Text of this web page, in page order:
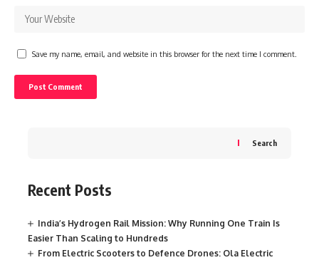
Save my name, email, and website in this browser for the next time I comment.
Search
Recent Posts
India’s Hydrogen Rail Mission: Why Running One Train Is
Easier Than Scaling to Hundreds
From Electric Scooters to Defence Drones: Ola Electric